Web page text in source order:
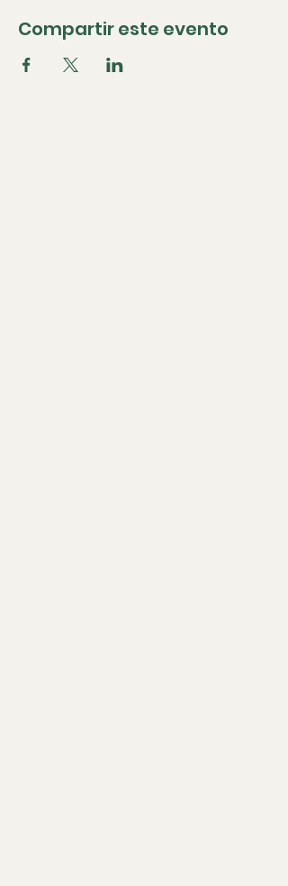
Compartir este evento